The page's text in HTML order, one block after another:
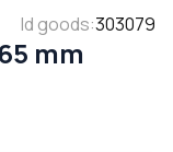
Id goods:303079
mm